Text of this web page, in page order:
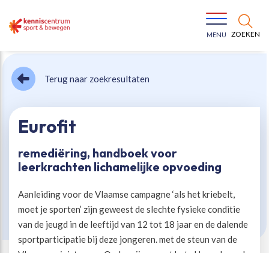
ZOEKEN
MENU
Terug naar zoekresultaten
Eurofit
remediëring, handboek voor
leerkrachten lichamelijke opvoeding
Aanleiding voor de Vlaamse campagne ‘als het kriebelt,
moet je sporten’ zijn geweest de slechte fysieke conditie
van de jeugd in de leeftijd van 12 tot 18 jaar en de dalende
sportparticipatie bij deze jongeren. met de steun van de
Bewegen voor een gezonde leefstijl
Jeugd in beweging
Vitaal ouder worden
Ons team
Onze missie
Onze werkwijze